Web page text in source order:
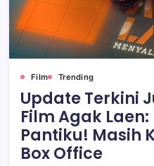
Film Trending
Update Terkini
Film Agak
Pantiku! Masih
Box Office